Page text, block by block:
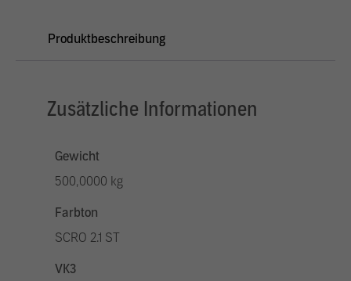
Produktbeschreibung
Zusätzliche Informationen
Gewicht
500,0000 kg
Farbton
SCRO 2.1 ST
VK3